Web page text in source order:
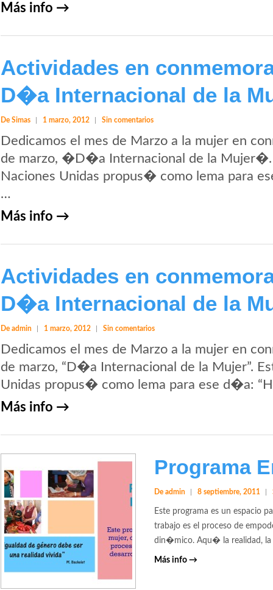
Más info →
Actividades en
D�a Internacional de la
De Simas 1 marzo, 2012 Sin comentarios
Dedicamos el mes de Marzo a la mujer en
de marzo, �D�a Internacional de la
Naciones Unidas propus� como lema para
…
Más info →
Actividades en
D�a Internacional de la
De admin 1 marzo, 2012 Sin comentarios
Dedicamos el mes de Marzo a la mujer en
de marzo, “D�a Internacional de la Mujer”.
Unidas propus� como lema para ese d�a:
Más info →
Programa
De admin 8 septiembre, 2011
Este programa es un espacio
trabajo es el proceso de
din�mico. Aqu� la realidad,
Más info →